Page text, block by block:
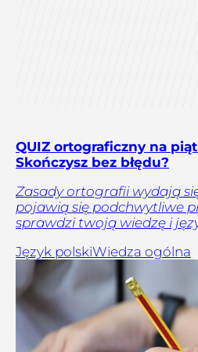
QUIZ ortograficzny na
Skończysz bez błędu?
Zasady ortografii wydają
pojawią się podchwytliwe
sprawdzi twoją wiedzę i
Język polskiWiedza ogólna